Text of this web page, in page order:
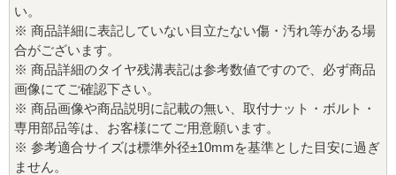
い。
※ 商品詳細に表記していない目立たない傷・汚れ等がある場
合がございます。
※ 商品詳細のタイヤ残溝表記は参考数値ですので、必ず商品
画像にてご確認下さい。
※ 商品画像や商品説明に記載の無い、取付ナット・ボルト・
専用部品等は、お客様にてご用意願います。
※ 参考適合サイズは標準外径±10mmを基準とした目安に過ぎ
ません。